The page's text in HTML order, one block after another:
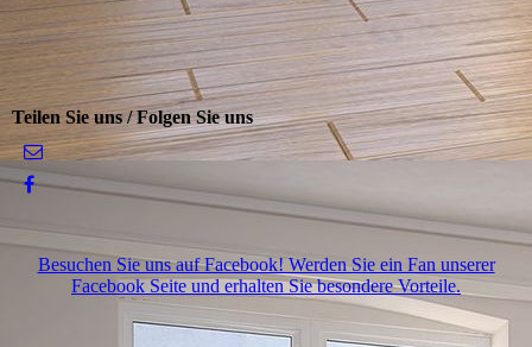
Teilen Sie uns / Folgen Sie uns
Besuchen Sie uns auf Facebook! Werden Sie ein Fan unserer
Facebook Seite und erhalten Sie besondere Vorteile.